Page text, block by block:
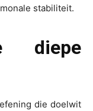
stabiliteit.
diepe
die doelwit